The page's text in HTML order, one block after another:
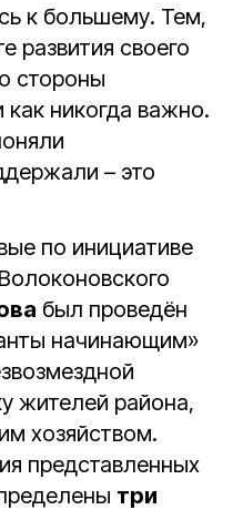
к большему. Тем,
развития своего
стороны
никогда важно.
– это
по инициативе
был проведён
начинающим»
жителей района,
хозяйством.
представленных
три